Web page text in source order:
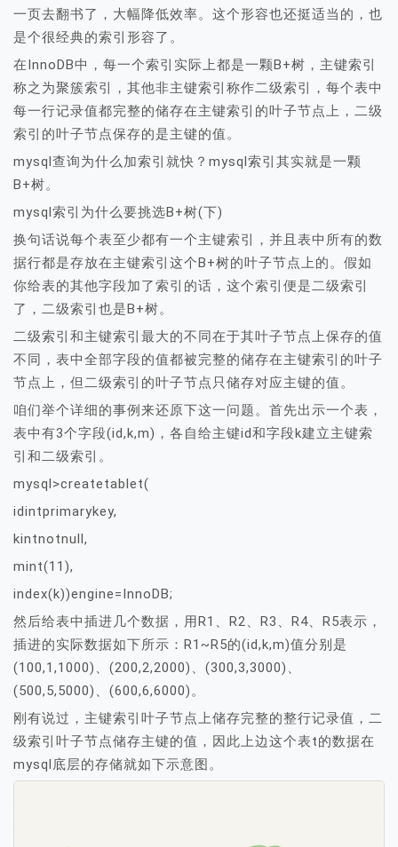
一页去翻书了，大幅降低效率。这个形容也还挺适当的，也
是个很经典的索引形容了。
在InnoDB中，每一个索引实际上都是一颗B+树，主键索引
称之为聚簇索引，其他非主键索引称作二级索引，每个表中
每一行记录值都完整的储存在主键索引的叶子节点上，二级
索引的叶子节点保存的是主键的值。
mysql查询为什么加索引就快？mysql索引其实就是一颗
B+树。
mysql索引为什么要挑选B+树(下)
换句话说每个表至少都有一个主键索引，并且表中所有的数
据行都是存放在主键索引这个B+树的叶子节点上的。假如
你给表的其他字段加了索引的话，这个索引便是二级索引
了，二级索引也是B+树。
二级索引和主键索引最大的不同在于其叶子节点上保存的值
不同，表中全部字段的值都被完整的储存在主键索引的叶子
节点上，但二级索引的叶子节点只储存对应主键的值。
咱们举个详细的事例来还原下这一问题。首先出示一个表，
表中有3个字段(id,k,m)，各自给主键id和字段k建立主键索
引和二级索引。
mysql>createtablet(
idintprimarykey,
kintnotnull,
mint(11),
index(k))engine=InnoDB;
然后给表中插进几个数据，用R1、R2、R3、R4、R5表示，
插进的实际数据如下所示：R1~R5的(id,k,m)值分别是
(100,1,1000)、(200,2,2000)、(300,3,3000)、
(500,5,5000)、(600,6,6000)。
刚有说过，主键索引叶子节点上储存完整的整行记录值，二
级索引叶子节点储存主键的值，因此上边这个表t的数据在
mysql底层的存储就如下示意图。